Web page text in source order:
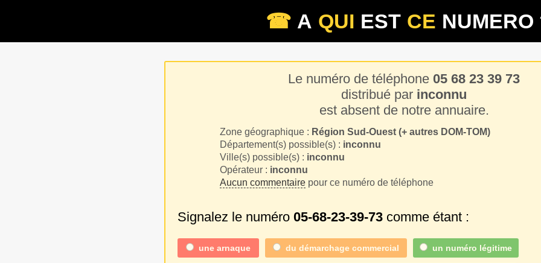
☎ A QUI EST CE NUMERO
Le numéro de téléphone 05 68 23 39 73
distribué par inconnu
est absent de notre annuaire.
Zone géographique : Région Sud-Ouest (+ autres DOM-TOM)
Département(s) possible(s) : inconnu
Ville(s) possible(s) : inconnu
Opérateur : inconnu
Aucun commentairepour ce numéro de téléphone
Signalez le numéro 05-68-23-39-73 comme étant :
une arnaque du démarchage commercial un numéro légitime